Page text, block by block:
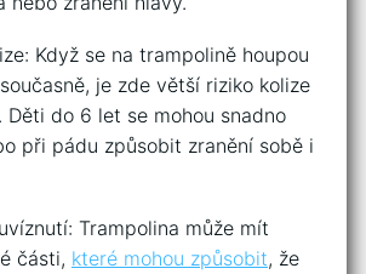
Když ⁣se na trampolině houpou
je⁢ zde větší ⁣riziko kolize
Děti do 6 let se mohou snadno‌
při pádu způsobit zranění sobě i
Trampolina může mít
‍části, které mohou⁣ způsobit, že